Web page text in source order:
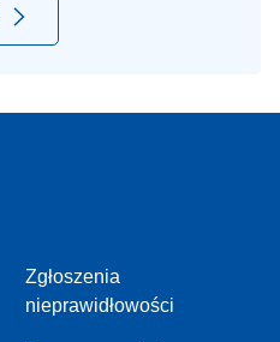
Zgłoszenia
nieprawidłowości